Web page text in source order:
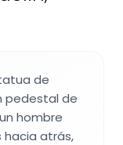
de
pedestal de
hombre
hacia atrás,